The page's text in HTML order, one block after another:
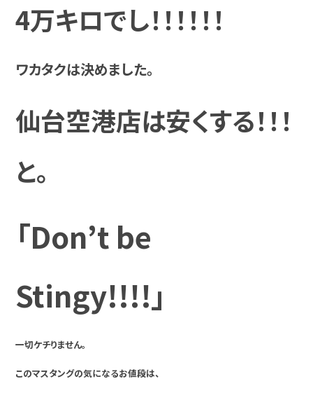
4万キロでし！！！！！！
ワカタクは決めました。
仙台空港店は安くする！！！
と。
「Don’t be
Stingy!!!!」
一切ケチりません。
このマスタングの気になるお値段は、